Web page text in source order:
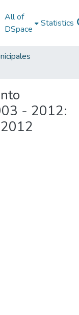
All of
DSpace
Statistics
- 2012: